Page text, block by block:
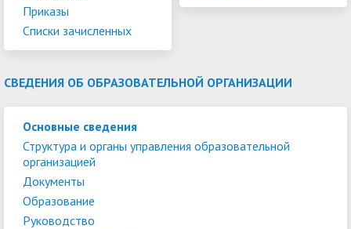
Приказы
Списки зачисленных
СВЕДЕНИЯ ОБ ОБРАЗОВАТЕЛЬНОЙ ОРГАНИЗАЦИИ
Основные сведения
Структура и органы управления образовательной
организацией
Документы
Образование
Руководство